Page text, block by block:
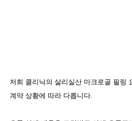
저희 클리닉의 살리실산 마크로골 필링
계약 상황에 따라 다릅니다.